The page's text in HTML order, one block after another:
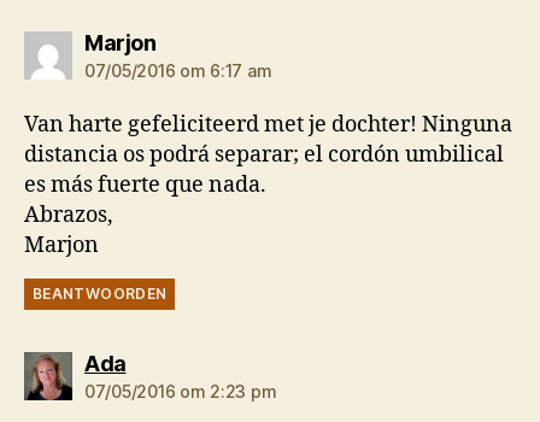
Marjonzegt:
07/05/2016 om 6:17 am
Van harte gefeliciteerd met je dochter! Ninguna
distancia os podrá separar; el cordón umbilical
es más fuerte que nada.
Abrazos,
Marjon
BEANTWOORDEN
Adazegt:
07/05/2016 om 2:23 pm